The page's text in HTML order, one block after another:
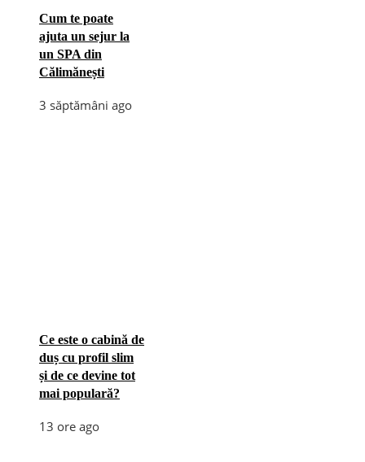
Cum te poate
ajuta un sejur la
un SPA din
Călimănești
3 săptămâni ago
Ce este o cabină de
duș cu profil slim
și de ce devine tot
mai populară?
13 ore ago